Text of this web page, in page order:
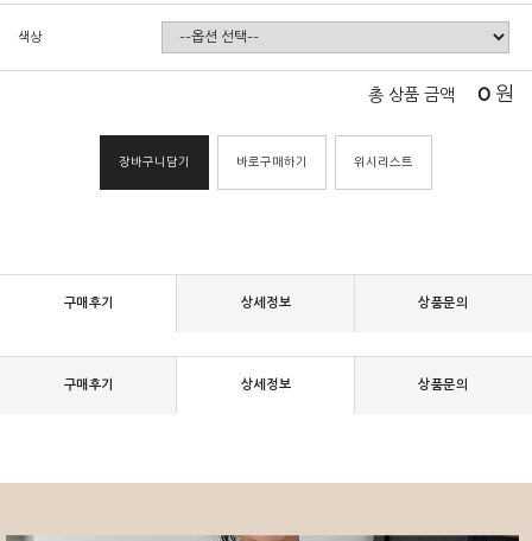
색상
총 상품 금액 0 원
장바구니담기 바로구매하기 위시리스트
구매후기 상세정보 상품문의
구매후기 상세정보 상품문의